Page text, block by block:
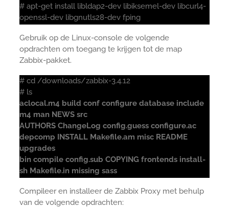
# apt-get install libldap2-dev libiksemel-dev libcurl4-
openssl-dev libgnutls28-dev fping
Gebruik op de Linux-console de volgende
opdrachten om toegang te krijgen tot de map
Zabbix-pakket.
# cd /downloads/zabbix-3.4.12
# ls
aclocal.m4 build conf configure database include
m4 man NEWS src
AUTHORS ChangeLog config.guess configure.ac
depcomp INSTALL Makefile.am misc README
upgrades
bin compile config.sub COPYING frontends install-
sh Makefile.in missing sass
Compileer en installeer de Zabbix Proxy met behulp
van de volgende opdrachten: